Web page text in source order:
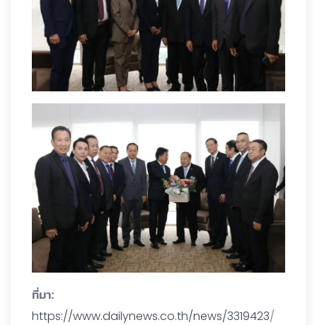
ที่มา:
https://www.dailynews.co.th/news/3319423/